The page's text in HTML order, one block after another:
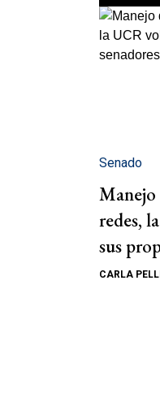
Senado
Manejo
redes,
sus
CARLA